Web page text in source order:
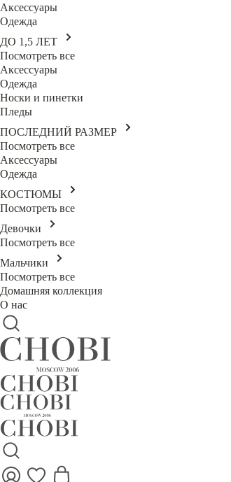
Аксессуары
Одежда
ДО 1,5 ЛЕТ
Посмотреть все
Аксессуары
Одежда
Носки и пинетки
Пледы
ПОСЛЕДНИЙ РАЗМЕР
Посмотреть все
Аксессуары
Одежда
КОСТЮМЫ
Посмотреть все
Девочки
Посмотреть все
Мальчики
Посмотреть все
Домашняя коллекция
О нас